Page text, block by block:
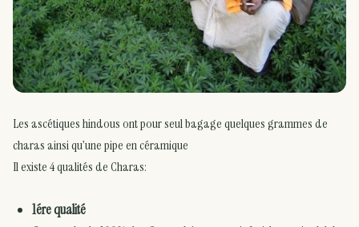
Les ascétiques hindous ont pour seul bagage quelques grammes de
charas ainsi qu’une pipe en céramique
Il existe 4 qualités de Charas:
1ére qualité